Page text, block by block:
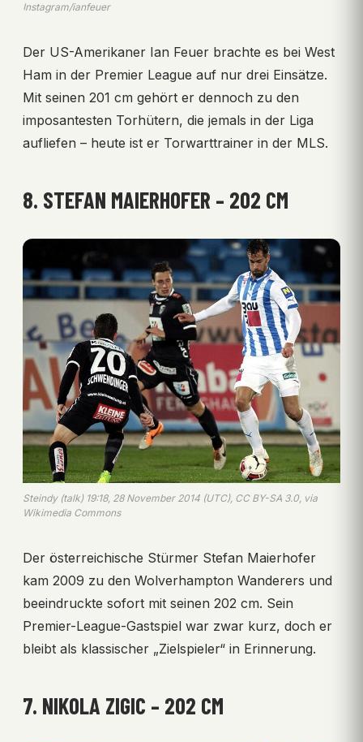
Instagram/ianfeuer
Der US-Amerikaner Ian Feuer brachte es bei West
Ham in der Premier League auf nur drei Einsätze.
Mit seinen 201 cm gehört er dennoch zu den
imposantesten Torhütern, die jemals in der Liga
aufliefen – heute ist er Torwarttrainer in der MLS.
8. STEFAN MAIERHOFER – 202 CM
Steindy (talk) 19:18, 28 November 2014 (UTC), CC BY-SA 3.0, via
Wikimedia Commons
Der österreichische Stürmer Stefan Maierhofer
kam 2009 zu den Wolverhampton Wanderers und
beeindruckte sofort mit seinen 202 cm. Sein
Premier-League-Gastspiel war zwar kurz, doch er
bleibt als klassischer „Zielspieler“ in Erinnerung.
7. NIKOLA ZIGIC – 202 CM